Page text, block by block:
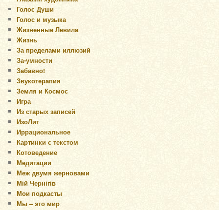
Голос Души
Голос и музыка
Жизненные Левила
Жизнь
За пределами иллюзий
За-умности
Забавно!
Звукотерапия
Земля и Космос
Игра
Из старых записей
ИзоЛит
Иррациональное
Картинки с текстом
Котоведение
Медитации
Меж двумя жерновами
Мій Чернігів
Мои подкасты
Мы – это мир